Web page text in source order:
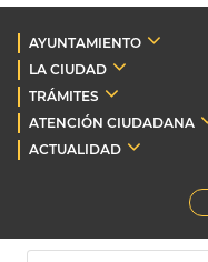
AYUNTAMIENTO
LA CIUDAD
TRÁMITES
ATENCIÓN CIUDADANA
ACTUALIDAD